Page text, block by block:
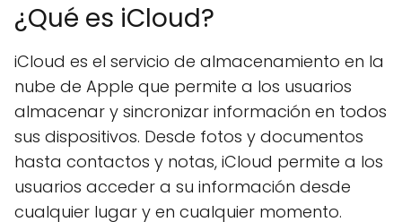
¿Qué es iCloud?
iCloud es el servicio de almacenamiento en la
nube de Apple que permite a los usuarios
almacenar y sincronizar información en todos
sus dispositivos. Desde fotos y documentos
hasta contactos y notas, iCloud permite a los
usuarios acceder a su información desde
cualquier lugar y en cualquier momento.